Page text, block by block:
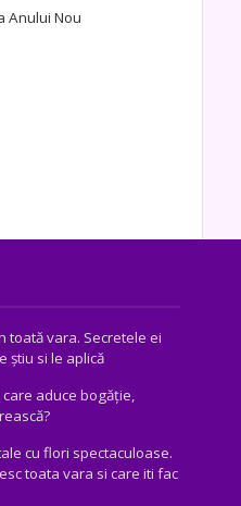
Anului Nou
toată vara. Secretele ei
știu si le aplică
aduce bogăţie,
cu flori spectaculoase.
toata vara si care iti fac